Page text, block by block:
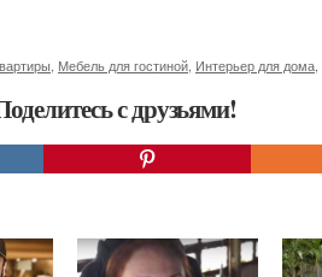
Мебель для гостиной Интерьер для дома
с друзьями!